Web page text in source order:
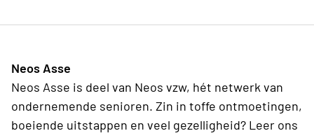
Neos Asse
Neos Asse is deel van Neos vzw, hét netwerk van
ondernemende senioren. Zin in toffe ontmoetingen,
boeiende uitstappen en veel gezelligheid? Leer ons